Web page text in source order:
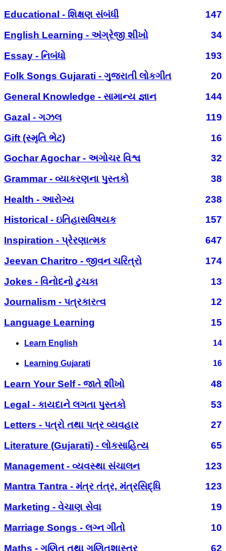
Educational - શિક્ષણ સંબંધી
147
English Learning - અંગ્રેજી શીખો
34
Essay - નિબંધો
193
Folk Songs Gujarati - ગુજરાતી લોકગીત
20
General Knowledge - સામાન્ય જ્ઞાન
144
Gazal - ગઝલ
119
Gift (સ્મૃતિ ભેટ)
16
Gochar Agochar - અગોચર વિશ્વ
32
Grammar - વ્યાકરણના પુસ્તકો
38
Health - આરોગ્ય
238
Historical - ઇતિહાસવિષયક
157
Inspiration - પ્રેરણાત્મક
647
Jeevan Charitro - જીવન ચરિત્રો
174
Jokes - વિનોદનો ટુચકા
13
Journalism - પત્રકારત્વ
12
Language Learning
15
Learn English 14
Learning Gujarati 16
Learn Your Self - જાતે શીખો
48
Legal - કાયદાને લગતા પુસ્તકો
53
Letters - પત્રો તથા પત્ર વ્યવહાર
27
Literature (Gujarati) - લોકસાહિત્ય
65
Management - વ્યવસ્થા સંચાલન
123
Mantra Tantra - મંત્ર તંત્ર, મંત્રસિદ્ધિ
123
Marketing - વેચાણ સેવા
19
Marriage Songs - લગ્ન ગીતો
10
Maths - ગણિત તથા ગણિતશાસ્ત્ર
62